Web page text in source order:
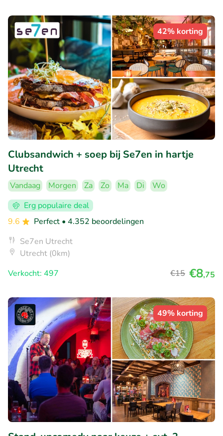
42% korting
Clubsandwich + soep bij Se7en in hartje
Utrecht
Vandaag Morgen Za Zo Ma Di
Wo
Erg populaire deal
9.6
Perfect • 4.352 beoordelingen
Se7en Utrecht
Utrecht (0km)
Verkocht: 497
€15 €8,75
49% korting